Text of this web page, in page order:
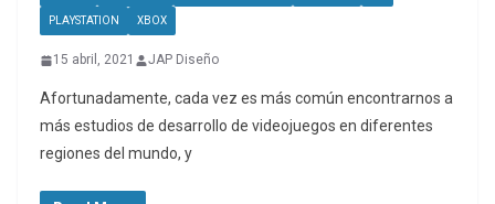
PLAYSTATION XBOX
15 abril, 2021 JAP Diseño
Afortunadamente, cada vez es más común encontrarnos a
más estudios de desarrollo de videojuegos en diferentes
regiones del mundo, y